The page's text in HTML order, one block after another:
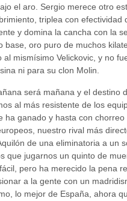
el aro. Sergio merece otro
triplea con efectividad
y domina la cancha con la
base, oro puro de muchos
al mismísimo Velickovic, y no
ni para su clon Molin.
será mañana y el destino
al más resistente de los
ha ganado y hasta con chorreo
nuestro rival más
de una eliminatoria a un
que jugarnos un quinto de
pero ha merecido la pena
a la gente con un
lo mejor de España, ahora